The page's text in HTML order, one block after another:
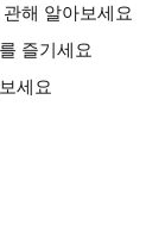
해 알아보세요
즐기세요
세요